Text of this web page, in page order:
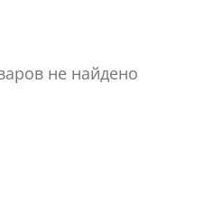
не найдено